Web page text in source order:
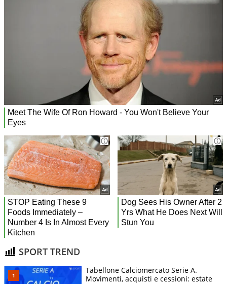
SPORT TREND
Tabellone Calciomercato Serie A.
Movimenti, acquisti e cessioni: estate